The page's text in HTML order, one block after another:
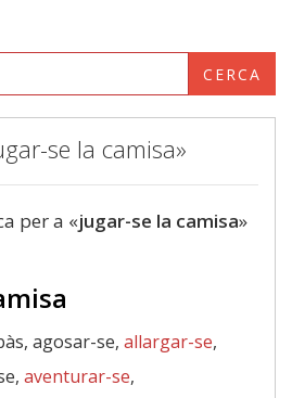
CERCA
se la camisa»
per a «jugar-se la camisa»
agosar-se, allargar-se,
aventurar-se,